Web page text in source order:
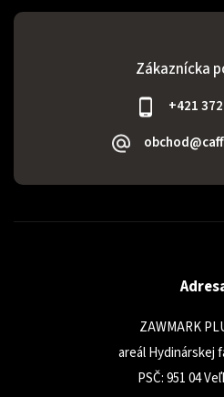
Zákaznícka
+421
ZAWMARK
areál Hydinárskej
PSČ: 951 04